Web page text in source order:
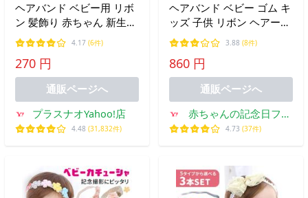
ヘアバンド ベビー用 リボ
ン 髪飾り 赤ちゃん 新生児
子ども キッズ ヘアアクセ
サリー ヘッドバンド 無地
シンプル ヘアアクセント
記念日 おめか
4.17 (6件)
270 円
通販ページへ
プラスナオYahoo!店
4.48 (31,832件)
ヘアバンド ベビー ゴム キ
ッズ 子供 リボン ヘアーバ
ンド 赤ちゃん ベビー用 女
の子 髪飾り 結婚式 ヘアア
クセサリー グッズ コスプ
レ 月齢写真 かわいい
3.88 (8件)
860 円
通販ページへ
赤ちゃんの記念日フォ
ト専門店 ifumo
4.73 (37件)